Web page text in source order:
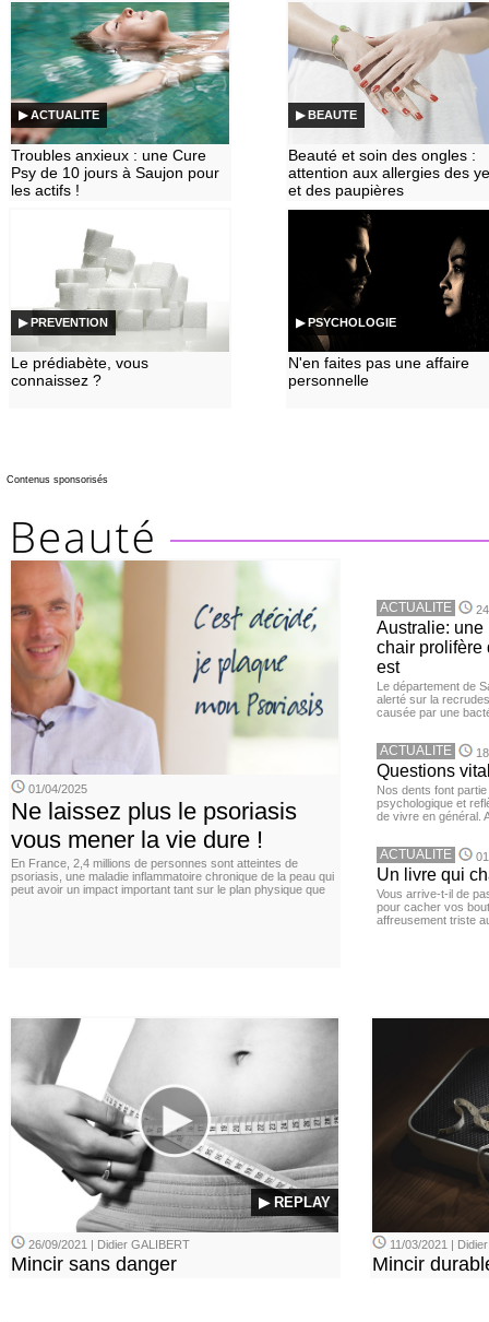
▶ ACTUALITE
Troubles anxieux : une Cure
Psy de 10 jours à Saujon pour
les actifs !
▶ BEAUTE
Beauté et soin des ongles :
attention aux allergies des
et des paupières
▶ PREVENTION
Le prédiabète, vous
connaissez ?
▶ PSYCHOLOGIE
N'en faites pas une affaire
personnelle
Contenus sponsorisés
01/04/2025
Ne laissez plus le psoriasis
vous mener la vie dure !
En France, 2,4 millions de personnes sont atteintes de
psoriasis, une maladie inflammatoire chronique de la peau qui
peut avoir un impact important tant sur le plan physique que
ACTUALITE
Australie: une
chair prolifère
est
Le département de
alerté sur la
causée par une
ACTUALITE
Questions
Nos dents font
psychologique et
de vivre en général.
ACTUALITE
Un livre qui
Vous arrive-t-il de
pour cacher vos
affreusement triste
▶ REPLAY
26/09/2021 | Didier GALIBERT
Mincir sans danger
11/03/2021 |
Mincir